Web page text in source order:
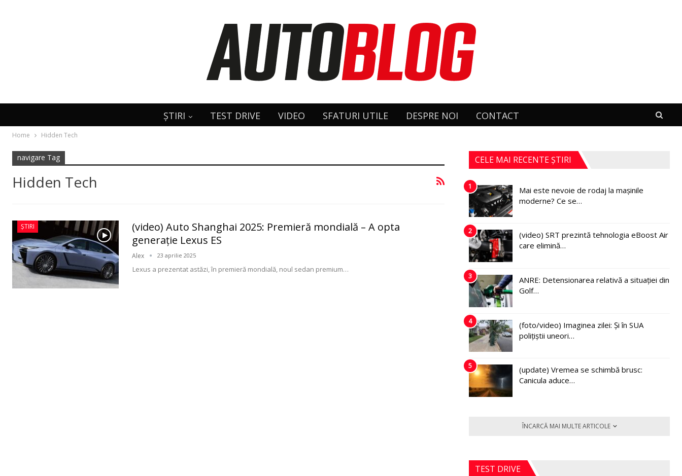
ȘTIRI TEST DRIVE VIDEO SFATURI UTILE DESPRE NOI CONTACT
Home Hidden Tech
navigare Tag
Hidden Tech
ȘTIRI
(video) Auto Shanghai 2025: Premieră mondială – A opta
generație Lexus ES
Alex 23 aprilie 2025
Lexus a prezentat astăzi, în premieră mondială, noul sedan premium…
CELE MAI RECENTE ȘTIRI
1
Mai este nevoie de rodaj la mașinile
moderne? Ce se…
2
(video) SRT prezintă tehnologia eBoost Air
care elimină…
3
ANRE: Detensionarea relativă a situației din
Golf…
4
(foto/video) Imaginea zilei: Și în SUA
polițiștii uneori…
5
(update) Vremea se schimbă brusc:
Canicula aduce…
ÎNCARCĂ MAI MULTE ARTICOLE
TEST DRIVE